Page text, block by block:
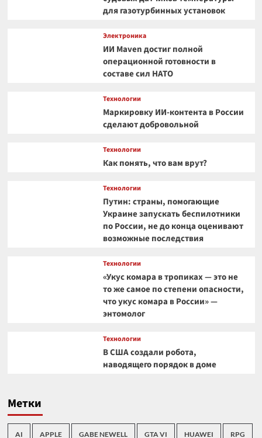
для газотурбинных установок
Электроника
ИИ Maven достиг полной
операционной готовности в
составе сил НАТО
Технологии
Маркировку ИИ-контента в России
сделают добровольной
Технологии
Как понять, что вам врут?
Технологии
Путин: страны, помогающие
Украине запускать беспилотники
по России, не до конца оценивают
возможные последствия
Технологии
«Укус комара в тропиках — это не
то же самое по степени опасности,
что укус комара в России» —
энтомолог
Технологии
В США создали робота,
наводящего порядок в доме
Метки
AI APPLE GABE NEWELL GTA VI HUAWEI RPG